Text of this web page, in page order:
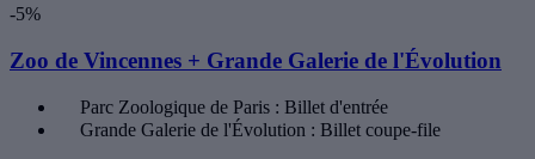
-5%
Zoo de Vincennes + Grande Galerie de l'Évolution
Parc Zoologique de Paris : Billet d'entrée
Grande Galerie de l'Évolution : Billet coupe-file